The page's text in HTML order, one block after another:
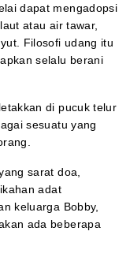
dapat mengadopsi
atau air tawar,
Filosofi udang itu
selalu berani
di pucuk telur
sesuatu yang
sarat doa,
adat
keluarga Bobby,
ada beberapa